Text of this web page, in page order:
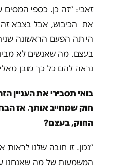
זאבי: ״זה כן. כספי המסים
את הכיבוש, אבל בצבא זה
הייתה הפעם הראשונה
בעצם. מה שאנשים לא
נראה להם כל כך מובן
בואי תסבירי את העניין
חוק שמחייב אותך. אז
החוק, בעצם?
״נכון. זו חובה שלנו
המשמעות של מה שאנחנו